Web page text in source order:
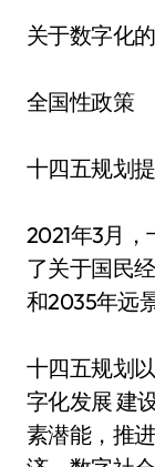
关于数字化
全国性政策
十四五规划
2021年3月
了关于国民
和2035年远
十四五规划
字化发展 建
素潜能，推